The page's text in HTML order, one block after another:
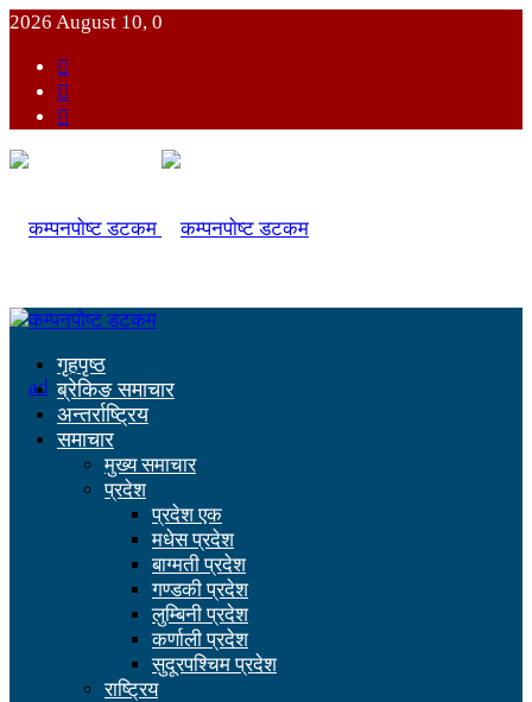
2026 August 10, 0
गृहपृष्ठ
ब्रेकिङ समाचार
अन्तर्राष्ट्रिय
समाचार
मुख्य समाचार
प्रदेश
प्रदेश एक
मधेस प्रदेश
बाग्मती प्रदेश
गण्डकी प्रदेश
लुम्बिनी प्रदेश
कर्णाली प्रदेश
सुदूरपश्चिम प्रदेश
राष्ट्रिय